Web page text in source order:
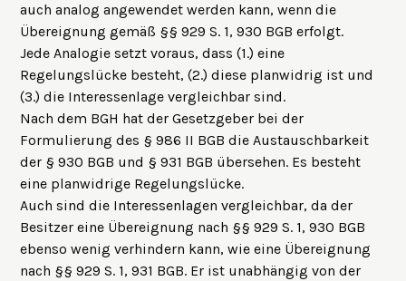
auch analog angewendet werden kann, wenn die
Übereignung gemäß §§ 929 S. 1, 930 BGB erfolgt.
Jede Analogie setzt voraus, dass (1.) eine
Regelungslücke besteht, (2.) diese planwidrig ist und
(3.) die Interessenlage vergleichbar sind.
Nach dem BGH hat der Gesetzgeber bei der
Formulierung des § 986 II BGB die Austauschbarkeit
der § 930 BGB und § 931 BGB übersehen. Es besteht
eine planwidrige Regelungslücke.
Auch sind die Interessenlagen vergleichbar, da der
Besitzer eine Übereignung nach §§ 929 S. 1, 930 BGB
ebenso wenig verhindern kann, wie eine Übereignung
nach §§ 929 S. 1, 931 BGB. Er ist unabhängig von der